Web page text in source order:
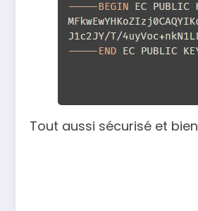
Tout aussi sécurisé et